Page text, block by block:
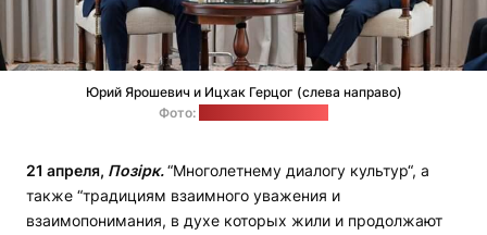
Юрий Ярошевич и Ицхак Герцог (слева направо)
Фото:
21 апреля, Позірк.“Многолетнему диалогу культур“, а
также “традициям взаимного уважения и
взаимопонимания, в духе которых жили и продолжают